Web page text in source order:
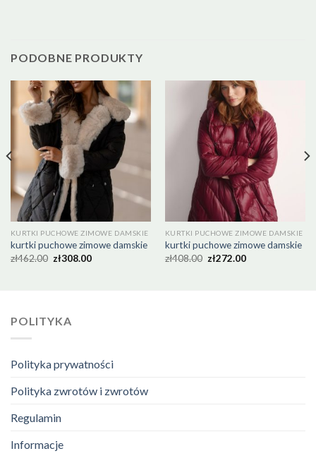
PODOBNE PRODUKTY
KURTKI PUCHOWE ZIMOWE DAMSKIE
kurtki puchowe zimowe damskie
zł462.00 zł308.00
KURTKI PUCHOWE ZIMOWE DAMSKIE
kurtki puchowe zimowe damskie
zł408.00 zł272.00
POLITYKA
Polityka prywatności
Polityka zwrotów i zwrotów
Regulamin
Informacje